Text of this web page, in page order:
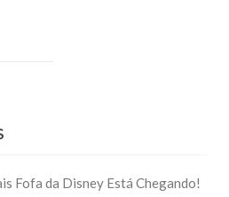
Fofa da Disney Está Chegando!